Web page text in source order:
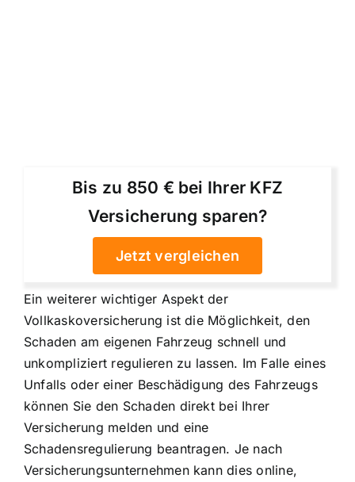
Bis zu 850 € bei Ihrer KFZ
Versicherung sparen?
Jetzt vergleichen
Ein weiterer wichtiger Aspekt der
Vollkaskoversicherung ist die Möglichkeit, den
Schaden am eigenen Fahrzeug schnell und
unkompliziert regulieren zu lassen. Im Falle eines
Unfalls oder einer Beschädigung des Fahrzeugs
können Sie den Schaden direkt bei Ihrer
Versicherung melden und eine
Schadensregulierung beantragen. Je nach
Versicherungsunternehmen kann dies online,